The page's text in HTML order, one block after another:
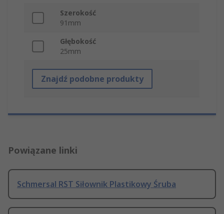
Szerokość
91mm
Głębokość
25mm
Znajdź podobne produkty
Powiązane linki
Schmersal RST Siłownik Plastikowy Śruba